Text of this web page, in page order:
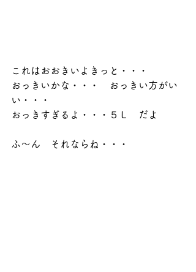
これはおおきいよきっと・・・
おっきいかな・・・　おっきい方がい
い・・・
おっきすぎるよ・・・５Ｌ　だよ
ふ～ん　それならね・・・